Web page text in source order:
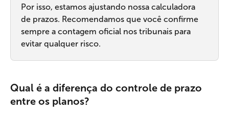
Por isso, estamos ajustando nossa calculadora
de prazos. Recomendamos que você confirme
sempre a contagem oficial nos tribunais para
evitar qualquer risco.
Qual é a diferença do controle de prazo
entre os planos?